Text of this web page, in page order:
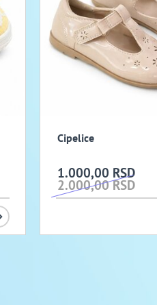
Cipelice
1.000,00 RSD
2.000,00 RSD